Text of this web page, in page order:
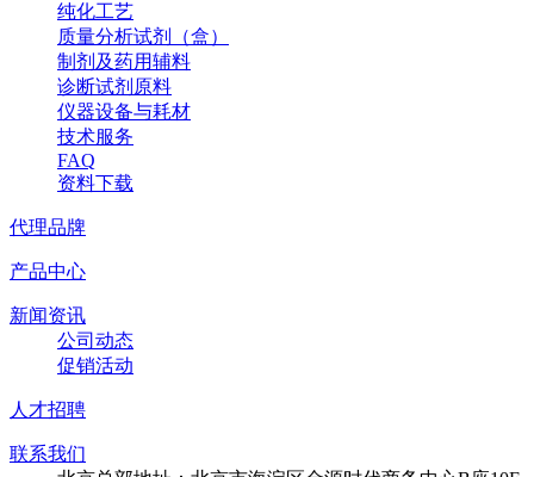
纯化工艺
质量分析试剂（盒）
制剂及药用辅料
诊断试剂原料
仪器设备与耗材
技术服务
FAQ
资料下载
代理品牌
产品中心
新闻资讯
公司动态
促销活动
人才招聘
联系我们